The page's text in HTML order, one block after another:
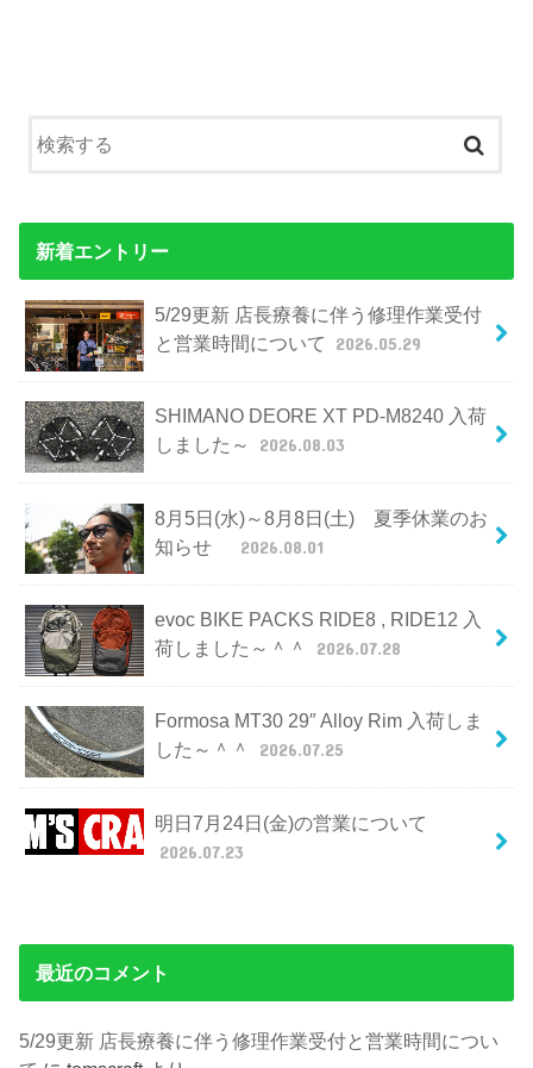
新着エントリー
5/29更新 店長療養に伴う修理作業受付
と営業時間について
2026.05.29
SHIMANO DEORE XT PD-M8240 入荷
しました～
2026.08.03
8月5日(水)～8月8日(土) 夏季休業のお
知らせ
2026.08.01
evoc BIKE PACKS RIDE8 , RIDE12 入
荷しました～＾＾
2026.07.28
Formosa MT30 29″ Alloy Rim 入荷しま
した～＾＾
2026.07.25
明日7月24日(金)の営業について
2026.07.23
最近のコメント
5/29更新 店長療養に伴う修理作業受付と営業時間につい